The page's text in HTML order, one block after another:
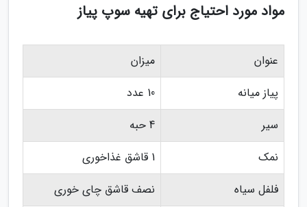
مواد مورد احتیاج برای تهیه سوپ پیاز
عنوان
میزان
پیاز میانه
10 عدد
سیر
4 حبه
نمک
1 قاشق غذاخوری
فلفل سیاه
نصف قاشق چای خوری